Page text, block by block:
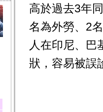
高於過去3年
名為外勞、2
人在印尼、巴
狀，容易被誤